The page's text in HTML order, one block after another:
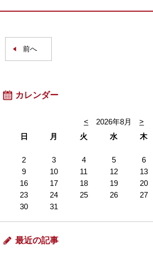
前へ
カレンダー
< 2026年8月
>
日
月 火 水 木
2
3 4 5 6
9
10 11 12 13
16
17 18 19 20
23
24 25 26 27
30
31
最近の記事